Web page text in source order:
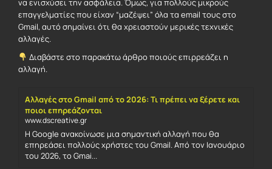
να ενισχύσει την ασφάλεια. Όμως, για πολλούς μικρούς
επαγγελματίες που είχαν “μαζέψει” όλα τα email τους στο
Gmail, αυτό σημαίνει ότι θα χρειαστούν μερικές τεχνικές
αλλαγές.
Διαβάστε στο παρακάτω άρθρο ποιούς επιρρεάζει η
αλλαγή.
Αλλαγές στο Gmail από το 2026: Τι πρέπει να ξέρετε και
ποιοι επηρεάζονται
www.dscreative.gr
Η Google ανακοίνωσε μια σημαντική αλλαγή που θα
επηρεάσει πολλούς χρήστες του Gmail. Από τον Ιανουάριο
του 2026, το Gmai...